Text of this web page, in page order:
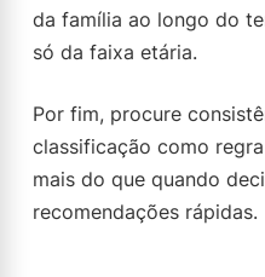
da família ao longo do
só da faixa etária.
Por fim, procure
classificação como
mais do que quando
recomendações rápidas.